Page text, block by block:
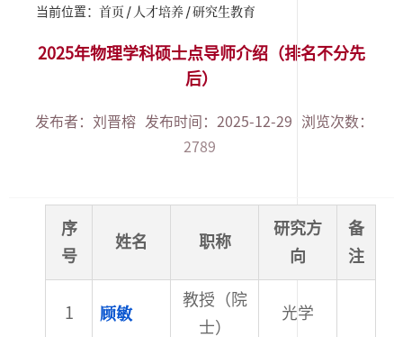
当前位置： 首页 人才培养 研究生教育
2025年物理学科硕士点导师介绍（排名不分先
后）
发布者：刘晋榕 发布时间：2025-12-29
浏览次数：
2789
序
号
姓名 职称
研究方
向
备
注
顾敏
教授（院
士）
光学